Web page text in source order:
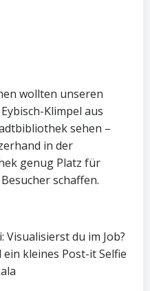
wollten unseren
Klimpel aus
sehen –
in der
genug Platz für
schaffen.
du im Job?
kleines Post-it Selfie